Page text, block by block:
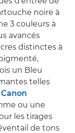
noire à
3 couleurs à
avancés
distinctes à
un Bleu
telles
Canon
ou une
les tirages
de tons